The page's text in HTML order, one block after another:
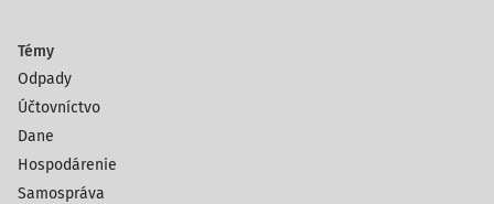
Témy
Odpady
Účtovníctvo
Dane
Hospodárenie
Samospráva